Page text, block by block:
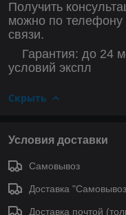
Получить
можно по телефону
связи.
Гарантия: до 24
условий экспл
Скрыть
Условия доставки
Самовывоз
Доставка
Доставка почтой